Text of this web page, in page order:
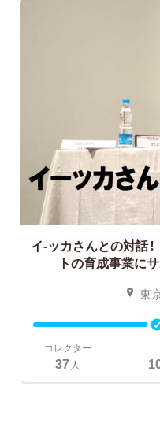
イ-ッカさんとの対話
トの育成事業に
東
コレクター
37 人